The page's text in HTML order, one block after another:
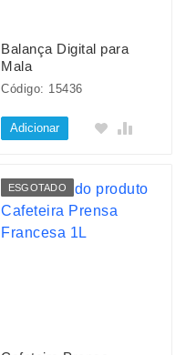
Balança Digital para
Mala
Código: 15436
Adicionar
ESGOTADO